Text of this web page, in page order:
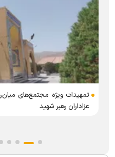
تمهیدات ویژه مجتمع‌های
عزاداران رهبر شهید